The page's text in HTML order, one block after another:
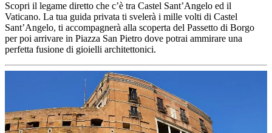
Scopri il legame diretto che c’è tra Castel Sant’Angelo ed il
Vaticano. La tua guida privata ti svelerà i mille volti di Castel
Sant’Angelo, ti accompagnerà alla scoperta del Passetto di Borgo
per poi arrivare in Piazza San Pietro dove potrai ammirare una
perfetta fusione di gioielli architettonici.